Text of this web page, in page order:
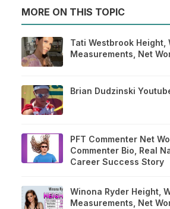
MORE ON THIS TOPIC
Tati Westbrook Height,
Measurements, Net
Brian Dudzinski
PFT Commenter Net
Commenter Bio, Real
Career Success Story
Winona Ryder Height,
Measurements, Net